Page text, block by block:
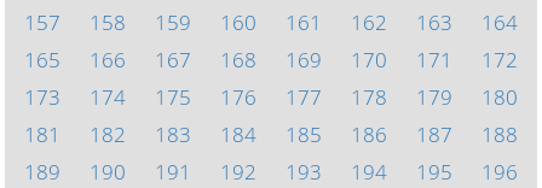
157
158 159 160 161 162 163
164
165
166 167 168 169 170 171
172
173
174 175 176 177 178 179
180
181
182 183 184 185 186 187
188
189
190 191 192 193 194 195
196